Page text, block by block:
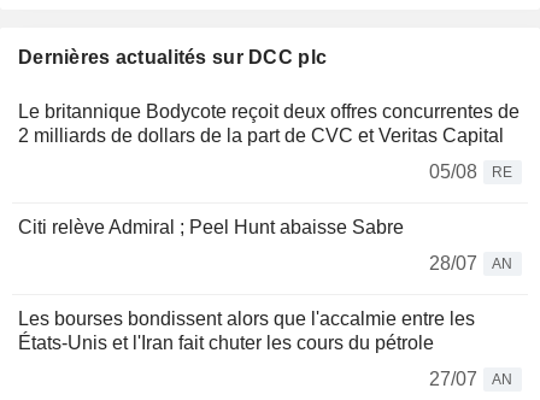
Dernières actualités sur DCC plc
Le britannique Bodycote reçoit deux offres concurrentes de
2 milliards de dollars de la part de CVC et Veritas Capital
05/08
RE
Citi relève Admiral ; Peel Hunt abaisse Sabre
28/07
AN
Les bourses bondissent alors que l'accalmie entre les
États-Unis et l'Iran fait chuter les cours du pétrole
27/07
AN